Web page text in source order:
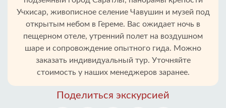
Учхисар, живописное селение Чавушин и музей под
открытым небом в Гереме. Вас ожидает ночь в
пещерном отеле, утренний полет на воздушном
шаре и сопровождение опытного гида. Можно
заказать индивидуальный тур. Уточняйте
стоимость у наших менеджеров заранее.
Поделиться экскурсией